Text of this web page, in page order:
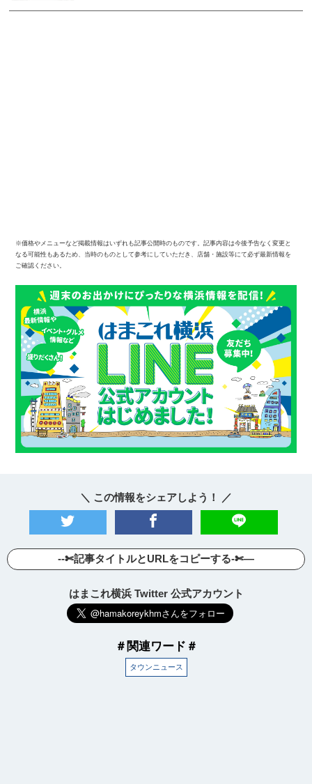
※価格やメニューなど掲載情報はいずれも記事公開時のものです。記事内容は今後予告なく変更と
なる可能性もあるため、当時のものとして参考にしていただき、店舗・施設等にて必ず最新情報を
ご確認ください。
＼ この情報をシェアしよう！ ／
--✄記事タイトルとURLをコピーする-✄—
はまこれ横浜 Twitter 公式アカウント
＃関連ワード＃
タウンニュース